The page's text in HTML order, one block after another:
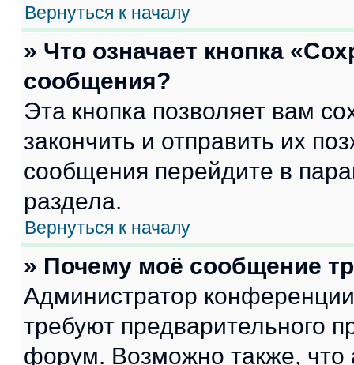
Вернуться к началу
» Что означает кнопка
сообщения?
Эта кнопка позволяет вам
закончить и отправить их
сообщения перейдите в
раздела.
Вернуться к началу
» Почему моё сообщение
Администратор
требуют предварительного
форум. Возможно также, что